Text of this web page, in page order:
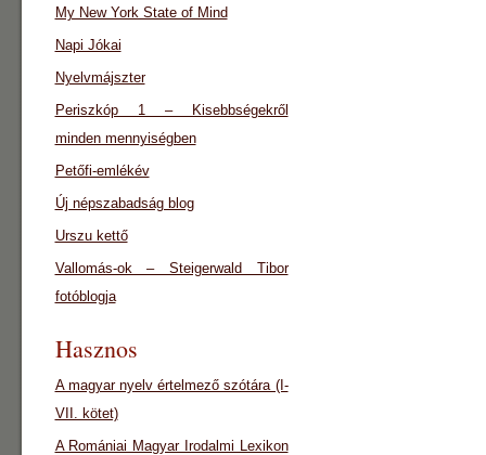
My New York State of Mind
Napi Jókai
Nyelvmájszter
Periszkóp 1 – Kisebbségekről
minden mennyiségben
Petőfi-emlékév
Új népszabadság blog
Urszu kettő
Vallomás-ok – Steigerwald Tibor
fotóblogja
Hasznos
A magyar nyelv értelmező szótára (I-
VII. kötet)
A Romániai Magyar Irodalmi Lexikon